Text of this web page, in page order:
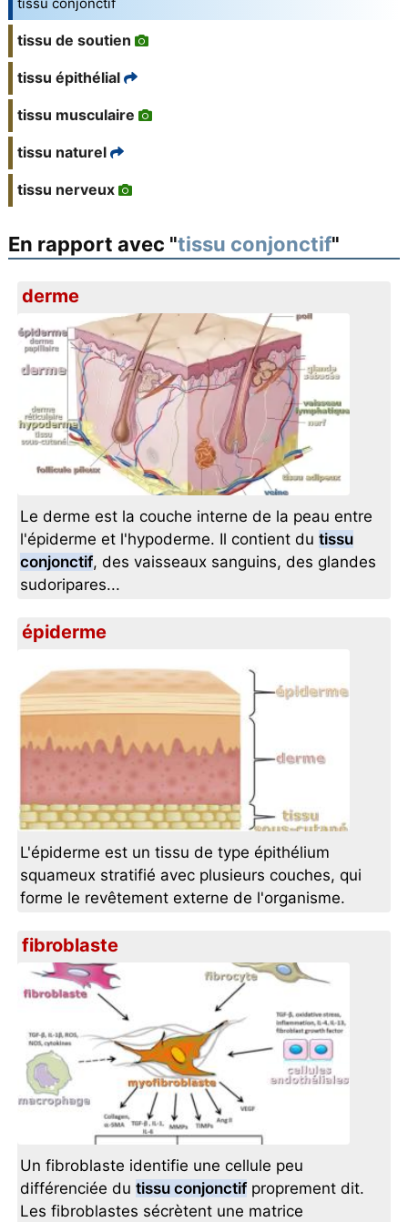
tissu de soutien
tissu épithélial
tissu musculaire
tissu naturel
tissu nerveux
En rapport avec "tissu conjonctif"
derme
Le derme est la couche interne de la peau entre
l'épiderme et l'hypoderme. Il contient dutissu
conjonctif, des vaisseaux sanguins, des glandes
sudoripares...
épiderme
L'épiderme est un tissu de type épithélium
squameux stratifié avec plusieurs couches, qui
forme le revêtement externe de l'organisme.
fibroblaste
Un fibroblaste identifie une cellule peu
différenciée dutissu conjonctifproprement dit.
Les fibroblastes sécrètent une matrice